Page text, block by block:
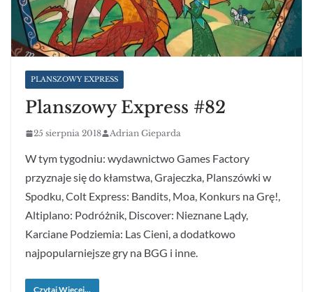
PLANSZOWY EXPRESS
Planszowy Express #82
25 sierpnia 2018 Adrian Gieparda
W tym tygodniu: wydawnictwo Games Factory
przyznaje się do kłamstwa, Grajeczka, Planszówki w
Spodku, Colt Express: Bandits, Moa, Konkurs na Grę!,
Altiplano: Podróżnik, Discover: Nieznane Lądy,
Karciane Podziemia: Las Cieni, a dodatkowo
najpopularniejsze gry na BGG i inne.
Czytaj Więcej...